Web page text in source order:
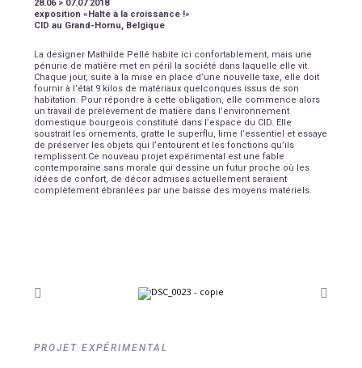
28.06 > 07.07 2018
exposition «Halte à la croissance !»
CID au Grand-Hornu, Belgique
La designer Mathilde Pellé habite ici confortablement, mais une
pénurie de matière met en péril la société dans laquelle elle vit.
Chaque jour, suite à la mise en place d’une nouvelle taxe, elle doit
fournir à l’état 9 kilos de matériaux quelconques issus de son
habitation. Pour répondre à cette obligation, elle commence alors
un travail de prélèvement de matière dans l’environnement
domestique bourgeois constituté dans l’espace du CID. Elle
soustrait les ornements, gratte le superflu, lime l’essentiel et essaye
de préserver les objets qui l’entourent et les fonctions qu’ils
remplissent.Ce nouveau projet expérimental est une fable
contemporaine sans morale qui dessine un futur proche où les
idées de confort, de décor admises actuellement seraient
complètement ébranlées par une baisse des moyens matériels.
PROJET EXPÉRIMENTAL